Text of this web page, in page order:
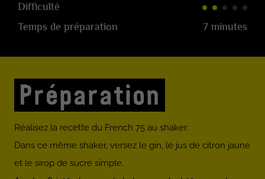
Difficulté
Temps de préparation
7 minutes
Préparation
Réalisez la recette du French 75 au shaker.
Dans ce même shaker, versez le gin, le jus de citron jaune
et le sirop de sucre simple.